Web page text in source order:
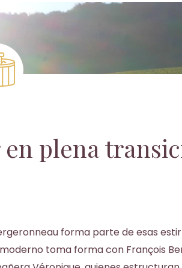
plena
forma parte de esas
toma forma con François